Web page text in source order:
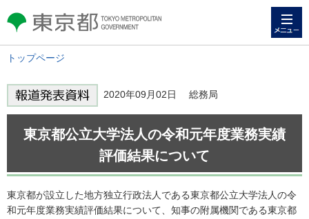
東京都 TOKYO METROPOLITAN
GOVERNMENT
トップページ
2020年09月02日 総務局
東京都公立大学法人の令和元年度業務実績
評価結果について
東京都が設立した地方独立行政法人である東京都公立大学法人の令
和元年度業務実績評価結果について、知事の附属機関である東京都